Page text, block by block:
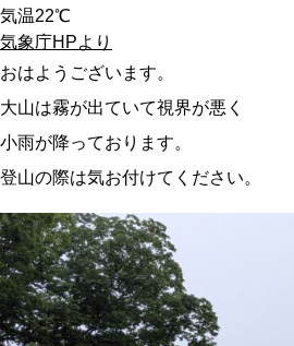
気温22℃
気象庁HPより
おはようございます。
大山は霧が出ていて視界が悪く
小雨が降っております。
登山の際は気お付けてください。